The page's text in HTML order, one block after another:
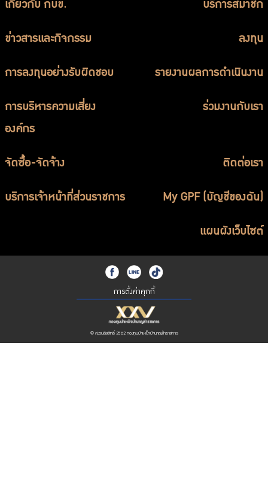
เกี่ยวกับ กบข. บริการสมาชิก
ข่าวสารและกิจกรรม ลงทุน
การลงทุนอย่างรับผิดชอบ รายงานผลการดำเนินงาน
การบริหารความเสี่ยง
องค์กร
ร่วมงานกับเรา
จัดซื้อ-จัดจ้าง ติดต่อเรา
บริการเจ้าหน้าที่ส่วนราชการ My GPF (บัญชีของฉัน)
แผนผังเว็บไซต์
การตั้งค่าคุกกี้
© สงวนลิขสิทธิ์ 2562 กองทุนบำเหน็จบำนาญข้าราชการ